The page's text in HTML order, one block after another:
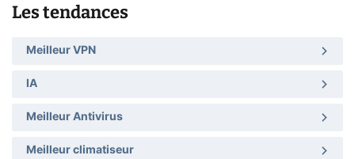
Les tendances
Meilleur VPN
IA
Meilleur Antivirus
Meilleur climatiseur